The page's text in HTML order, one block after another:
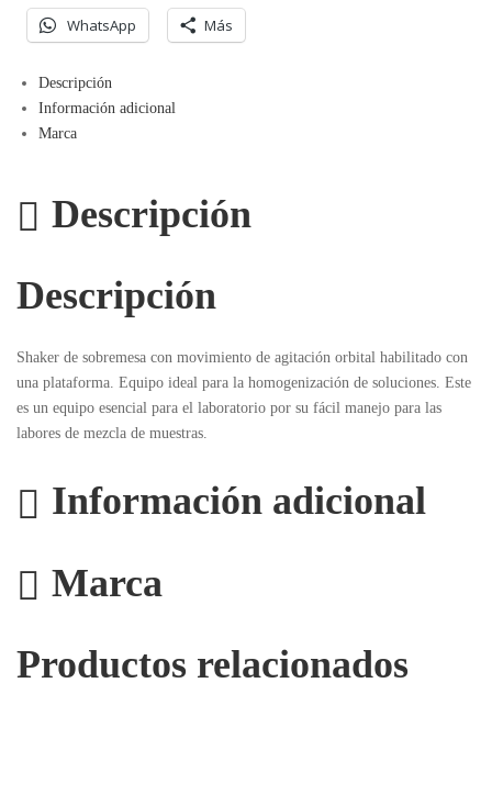
WhatsApp Más
Descripción
Información adicional
Marca
Descripción
Descripción
Shaker de sobremesa con movimiento de agitación orbital habilitado con
una plataforma. Equipo ideal para la homogenización de soluciones. Este
es un equipo esencial para el laboratorio por su fácil manejo para las
labores de mezcla de muestras.
Información adicional
Marca
Productos relacionados